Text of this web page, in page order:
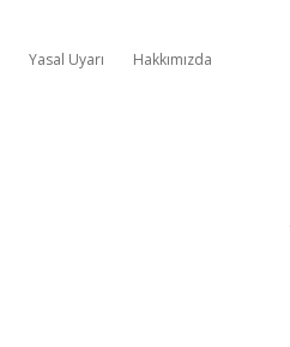
Yasal Uyarı Hakkımızda